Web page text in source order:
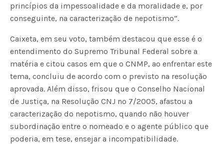
princípios da impessoalidade e da moralidade e, por
conseguinte, na caracterização de nepotismo”.
Caixeta, em seu voto, também destacou que esse é o
entendimento do Supremo Tribunal Federal sobre a
matéria e citou casos em que o CNMP, ao enfrentar este
tema, concluiu de acordo com o previsto na resolução
aprovada. Além disso, frisou que o Conselho Nacional
de Justiça, na Resolução CNJ nº 7/2005, afastou a
caracterização do nepotismo, quando não houver
subordinação entre o nomeado e o agente público que
poderia, em tese, ensejar a incompatibilidade.